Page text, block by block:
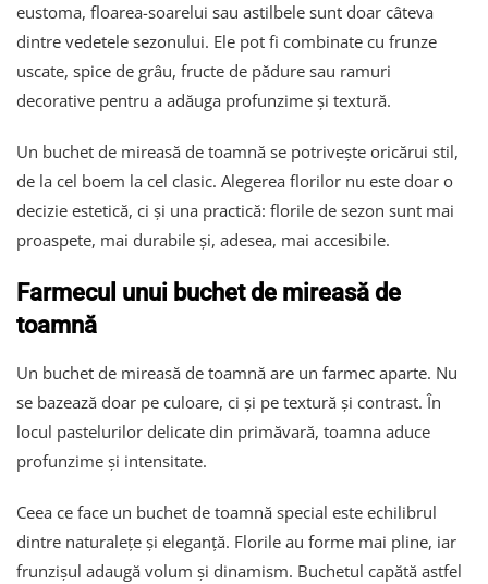
eustoma, floarea-soarelui sau astilbele sunt doar câteva
dintre vedetele sezonului. Ele pot fi combinate cu frunze
uscate, spice de grâu, fructe de pădure sau ramuri
decorative pentru a adăuga profunzime și textură.
Un buchet de mireasă de toamnă se potrivește oricărui stil,
de la cel boem la cel clasic. Alegerea florilor nu este doar o
decizie estetică, ci și una practică: florile de sezon sunt mai
proaspete, mai durabile și, adesea, mai accesibile.
Farmecul unui buchet de mireasă de
toamnă
Un buchet de mireasă de toamnă are un farmec aparte. Nu
se bazează doar pe culoare, ci și pe textură și contrast. În
locul pastelurilor delicate din primăvară, toamna aduce
profunzime și intensitate.
Ceea ce face un buchet de toamnă special este echilibrul
dintre naturalețe și eleganță. Florile au forme mai pline, iar
frunzișul adaugă volum și dinamism. Buchetul capătă astfel